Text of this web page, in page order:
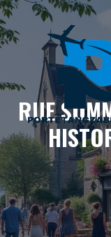
Aller
au
contenu
RUE